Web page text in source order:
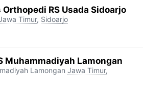
RS Usada Sidoarjo
Timur, Sidoarjo
Muhammadiyah Lamongan
Lamongan Jawa Timur,